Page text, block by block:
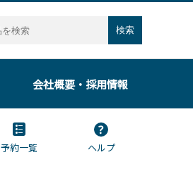
検索
会社概要・採用情報
予約一覧
ヘルプ